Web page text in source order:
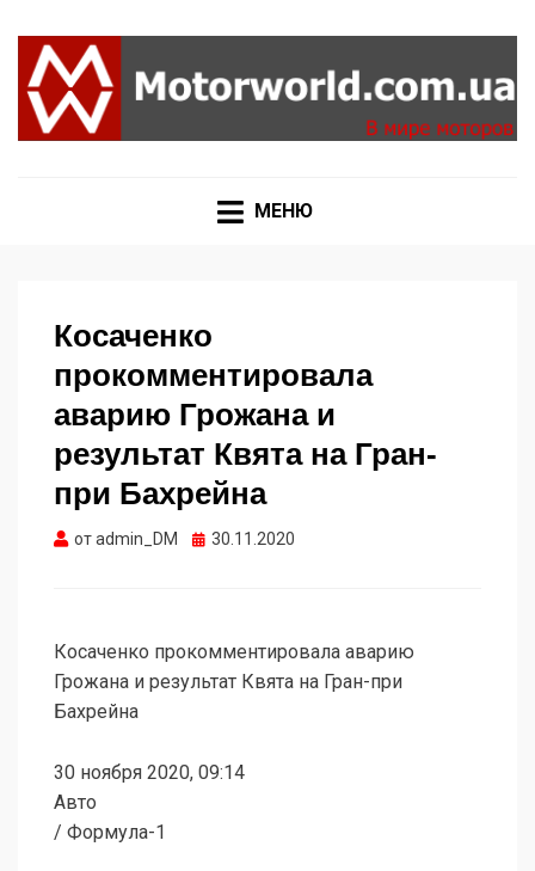
МЕНЮ
Косаченко
прокомментировала
аварию Грожана и
результат Квята на Гран-
при Бахрейна
отadmin_DM Опубликовано
30.11.2020
Косаченко прокомментировала аварию
Грожана и результат Квята на Гран-при
Бахрейна
30 ноября 2020, 09:14
Авто
/ Формула-1